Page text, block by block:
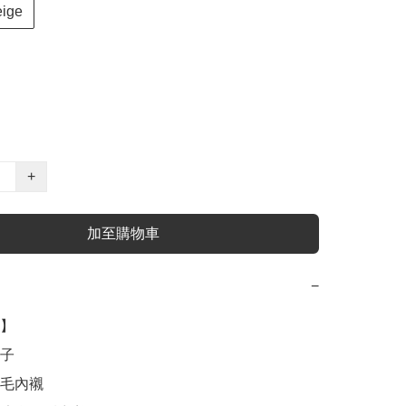
+
加至購物車
−
內襯